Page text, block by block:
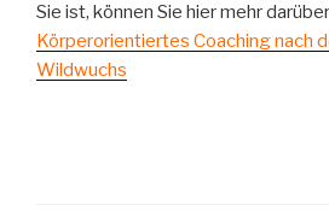
Sie ist, können Sie hier mehr
Körperorientiertes Coaching nach
Wildwuchs